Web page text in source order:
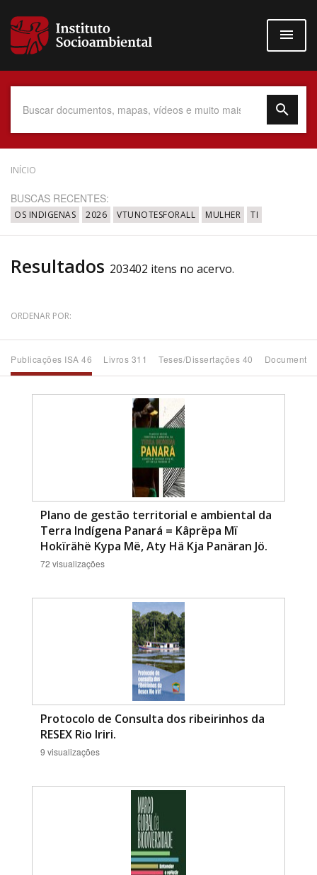
para
conteúdo
Data do Documento
Até
Povo Indígena
Área Protegida
BUSCAR
INÍCIO
BUSCAS RECENTES:
OS INDIGENAS 2026 VTUNOTESFORALL MULHER TI
Resultados 203402 itens no acervo.
ORDENAR POR:
Publicações ISA 46 Livros 311 Teses/Dissertações 40
Plano de gestão territorial e ambiental da
Terra Indígena Panará = Kâprëpa Mï
Hokïrähë Kypa Më, Aty Hä Kja Panäran Jö.
72 visualizações
Protocolo de Consulta dos ribeirinhos da
RESEX Rio Iriri.
9 visualizações